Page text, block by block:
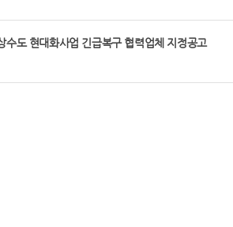
수도 현대화사업 긴급복구 협력업체 지정공고